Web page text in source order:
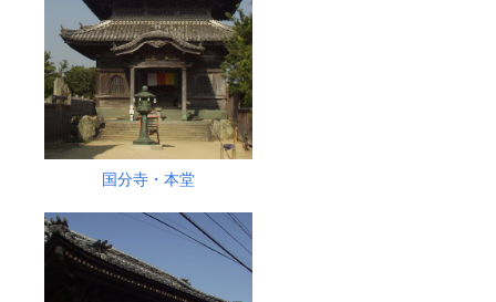
国分寺・本堂